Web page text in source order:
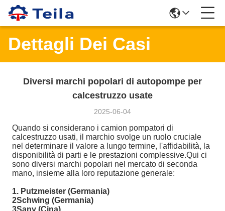
Dettagli Dei Casi
Diversi marchi popolari di autopompe per
calcestruzzo usate
2025-06-04
Quando si considerano i camion pompatori di
calcestruzzo usati, il marchio svolge un ruolo cruciale
nel determinare il valore a lungo termine, l'affidabilità, la
disponibilità di parti e le prestazioni complessive.Qui ci
sono diversi marchi popolari nel mercato di seconda
mano, insieme alla loro reputazione generale:
1. Putzmeister (Germania)
2Schwing (Germania)
3Sany (Cina)